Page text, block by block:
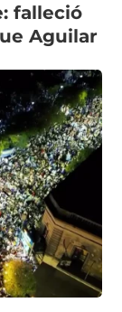
falleció
Aguilar